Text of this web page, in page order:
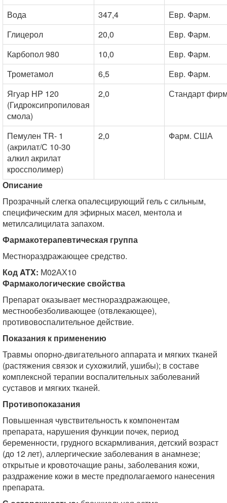
Вода
347,4
Евр. Фарм.
Глицерол
20,0
Евр. Фарм.
Карбопол 980
10,0
Евр. Фарм.
Трометамол
6,5
Евр. Фарм.
Ягуар HP 120
(Гидроксипропиловая
смола)
2,0 Стандарт
Пемулен TR- 1
(акрилат/С 10-30
алкил акрилат
кроссполимер)
2,0 Фарм. США
Описание
Прозрачный слегка опалесцирующий гель с сильным,
специфическим для эфирных масел, ментола и
метилсалицилата запахом.
Фармакотерапевтическая группа
Местнораздражающее средство.
Код ATX: М02АХ10
Фармакологические свойства
Препарат оказывает местнораздражающее,
местнообезболивающее (отвлекающее),
противовоспалительное действие.
Показания к применению
Травмы опорно-двигательного аппарата и мягких тканей
(растяжения связок и сухожилий, ушибы); в составе
комплексной терапии воспалительных заболеваний
суставов и мягких тканей.
Противопоказания
Повышенная чувствительность к компонентам
препарата, нарушения функции почек, период
беременности, грудного вскармливания, детский возраст
(до 12 лет), аллергические заболевания в анамнезе;
открытые и кровоточащие раны, заболевания кожи,
раздражение кожи в месте предполагаемого нанесения
препарата.